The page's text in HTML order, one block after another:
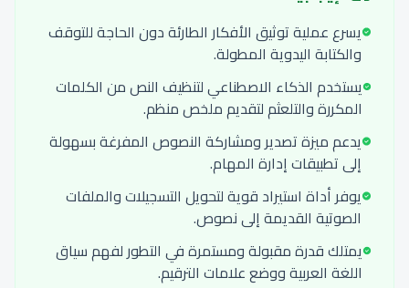
يسرع عملية توثيق الأفكار الطارئة دون الحاجة للتوقف
والكتابة اليدوية المطولة.
يستخدم الذكاء الاصطناعي لتنظيف النص من الكلمات
المكررة والتلعثم لتقديم ملخص منظم.
يدعم ميزة تصدير ومشاركة النصوص المفرغة بسهولة
إلى تطبيقات إدارة المهام.
يوفر أداة استيراد قوية لتحويل التسجيلات والملفات
الصوتية القديمة إلى نصوص.
يمتلك قدرة مقبولة ومستمرة في التطور لفهم سياق
اللغة العربية ووضع علامات الترقيم.